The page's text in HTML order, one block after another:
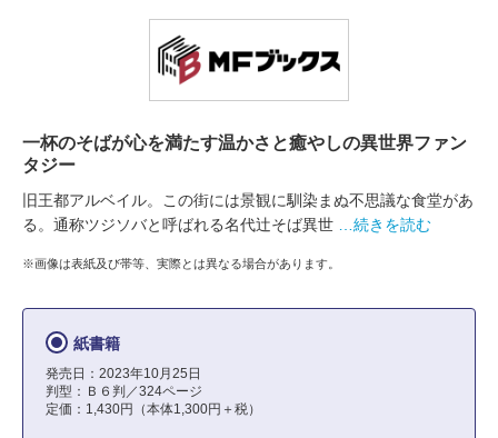
一杯のそばが心を満たす温かさと癒やしの異世界ファン
タジー
旧王都アルベイル。この街には景観に馴染まぬ不思議な食堂があ
る。通称ツジソバと呼ばれる名代辻そば異世
…続きを読む
※画像は表紙及び帯等、実際とは異なる場合があります。
紙書籍
発売日：2023年10月25日
判型：Ｂ６判／324ページ
定価：1,430円（本体1,300円＋税）